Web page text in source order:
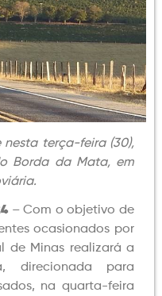
nesta terça-feira (30),
Borda da Mata, em
–Com o objetivo de
ocasionados por
de Minas realizará a
direcionada para
na quarta-feira